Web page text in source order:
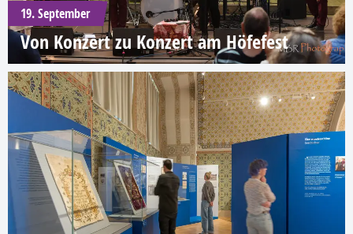
19. September
Von Konzert zu Konzert am Höfefest